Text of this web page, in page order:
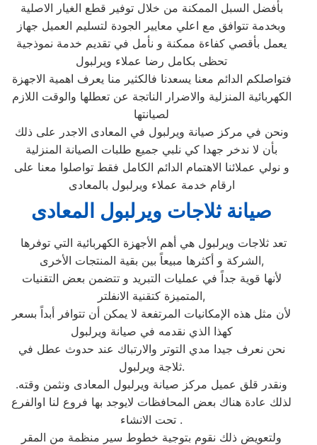
بأفضل السبل الممكنة من خلال توفير قطع الغيار الاصلية
وبخدمة تتوافق مع اعلي معايير الجودة لتسليم العميل جهاز
يعمل بأقصي كفاءة ممكنة و نأمل في تقديم خدمة نموذجية
تحظى بكامل رضا عملاء ويرلبول
فتواصلكم الدائم معنا يسعدنا فالكثير منا يعرف اهمية الاجهزة
الكهربائية المنزلية والاضرار الناتجة عن تعطلها والوقت اللازم
لصيانتها
ونحن في مركز صيانة ويرلبول في المعادى الاجدر على ذلك
بأن لا ندخر جهدا كي نلبي جميع طلبات الصيانة المنزلية
و نولي عملائنا الاهتمام الدائم الكامل فقط تواصلوا معنا على
ارقام خدمة عملاء ويرلبول بالمعادى
صيانة ثلاجات ويرلبول المعادى
الشركة و أكثرها مبيعاً بين بقية المنتجات الأخرى,
لأنها قوية جداً في عمليات التبريد و تتضمن بعض التقنيات
المتميزة كتقنية الانفلتر,
لأن مثل هذه الإمكانيات المرتفعة لا يمكن أن تتوافر أبداً بسعر
كهذا الذي نقدمه في صيانة ويرلبول
نحن نعرف جيدا مدي التوتر والارتباك عند حدوث عطل في
ثلاجة ويرلبول.
ونقدر قلق عميل مركز صيانة ويرلبول المعادى ونثمن وقته.
لذلك عادة هناك بعض المحافظات لايوجد بها فروع لنا اوالفرع
تحت الانشاء .
ولتعويض ذلك نقوم بتوجية خطوط سير منظمة من المقر